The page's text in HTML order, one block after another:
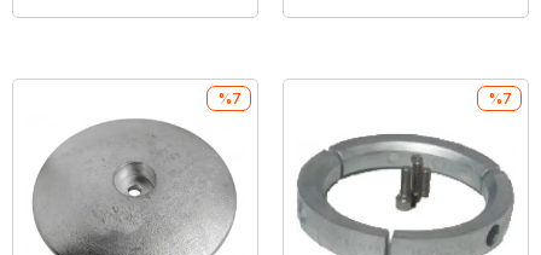
%7 %7